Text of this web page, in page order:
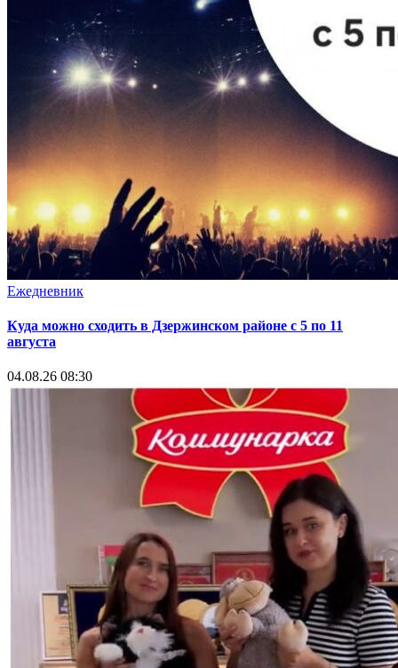
Ежедневник
Куда можно сходить в Дзержинском районе с 5 по 11
августа
04.08.26 08:30